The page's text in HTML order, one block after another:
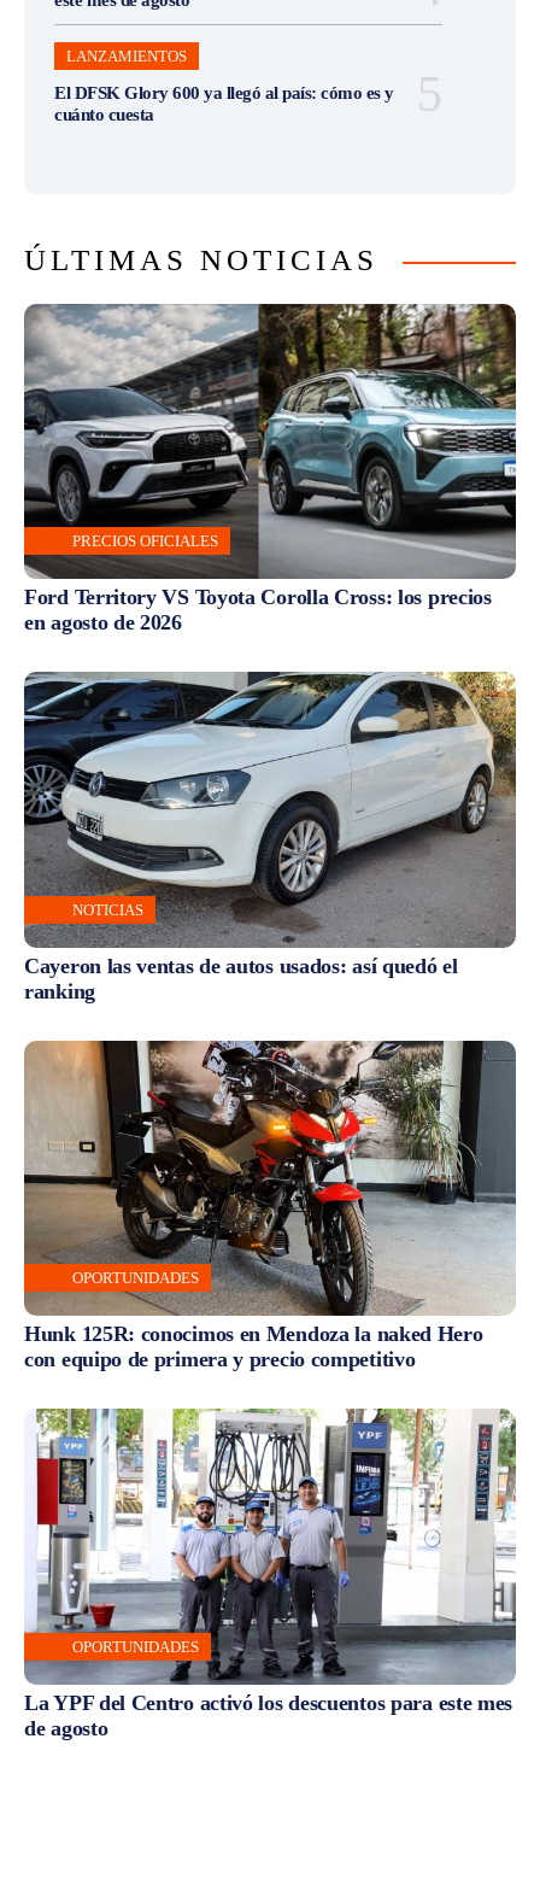
LANZAMIENTOS
El DFSK Glory 600 ya llegó al país: cómo es y
cuánto cuesta
ÚLTIMAS NOTICIAS
PRECIOS OFICIALES
Ford Territory VS Toyota Corolla Cross: los precios
en agosto de 2026
NOTICIAS
Cayeron las ventas de autos usados: así quedó el
ranking
OPORTUNIDADES
Hunk 125R: conocimos en Mendoza la naked Hero
con equipo de primera y precio competitivo
OPORTUNIDADES
La YPF del Centro activó los descuentos para este mes
de agosto